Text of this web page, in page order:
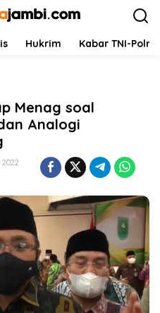
Hukrim Kabar TNI-Polri
Menag soal
Analogi